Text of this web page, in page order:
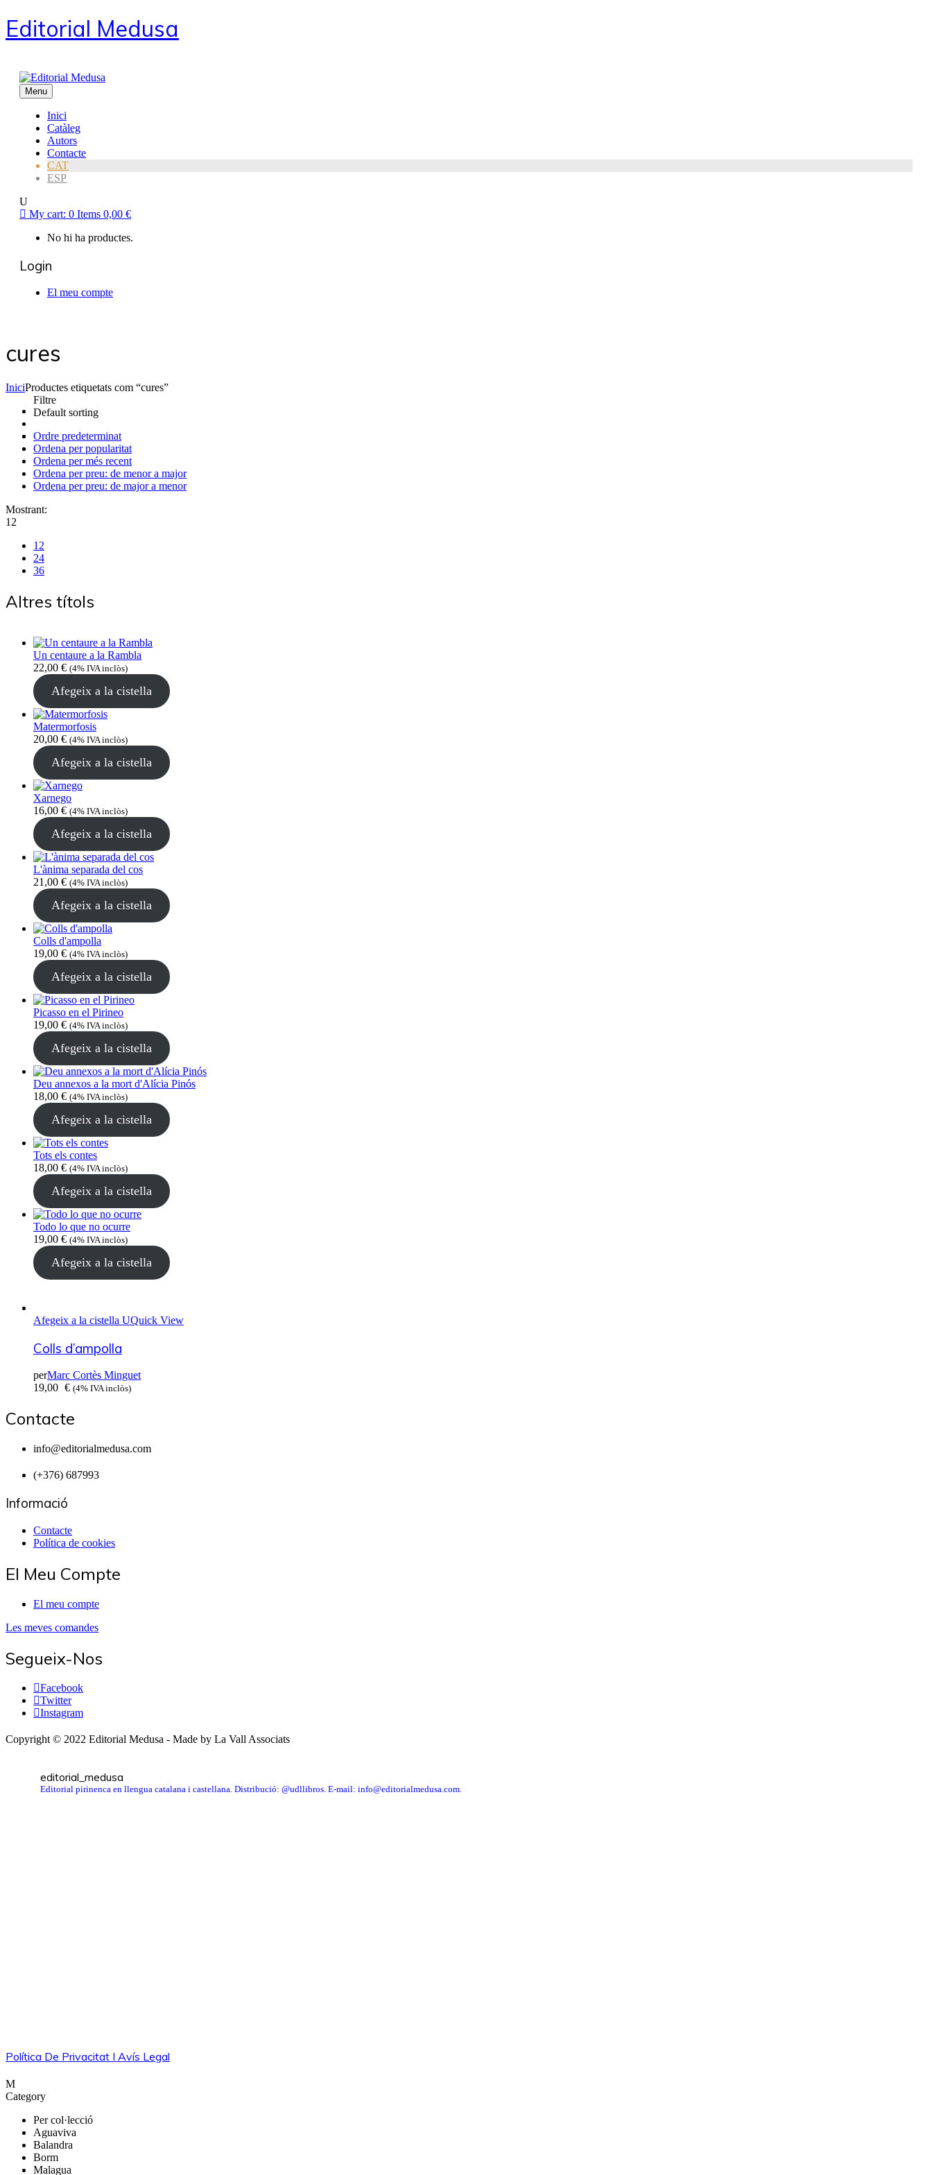
Editorial Medusa
Menu
Inici
Catàleg
Autors
Contacte
CAT
ESP
My cart: 0 Items 0,00 €
No hi ha productes.
Login
El meu compte
cures
IniciProductes etiquetats com “cures”
Filtre
Default sorting
Ordre predeterminat
Ordena per popularitat
Ordena per més recent
Ordena per preu: de menor a major
Ordena per preu: de major a menor
Mostrant:
12
12
24
36
Altres títols
Un centaure a la Rambla
22,00 € (4% IVA inclòs)
Afegeix a la cistella
Matermorfosis
20,00 € (4% IVA inclòs)
Afegeix a la cistella
Xarnego
16,00 € (4% IVA inclòs)
Afegeix a la cistella
L'ànima separada del cos
21,00 € (4% IVA inclòs)
Afegeix a la cistella
Colls d'ampolla
19,00 € (4% IVA inclòs)
Afegeix a la cistella
Picasso en el Pirineo
19,00 € (4% IVA inclòs)
Afegeix a la cistella
Deu annexos a la mort d'Alícia Pinós
18,00 € (4% IVA inclòs)
Afegeix a la cistella
Tots els contes
18,00 € (4% IVA inclòs)
Afegeix a la cistella
Todo lo que no ocurre
19,00 € (4% IVA inclòs)
Afegeix a la cistella
Afegeix a la cistella Quick View
Colls d’ampolla
perMarc Cortès Minguet
19,00 € (4% IVA inclòs)
Contacte
info@editorialmedusa.com
(+376) 687993
Informació
Contacte
Política de cookies
El Meu Compte
El meu compte
Les meves comandes
Segueix-Nos
Facebook
Twitter
Instagram
Copyright © 2022 Editorial Medusa - Made by La Vall Associats
editorial_medusa
Editorial pirinenca en llengua catalana i castellana. Distribució: @udllibros. E-mail: info@editorialmedusa.com.
Política De Privacitat I Avís Legal
Category
Per col·lecció
Aguaviva
Balandra
Borm
Malagua